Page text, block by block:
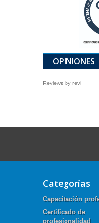
OPINIONES
Reviews by revi
Categorías
Capacitación
Certificado de
profesionalidad